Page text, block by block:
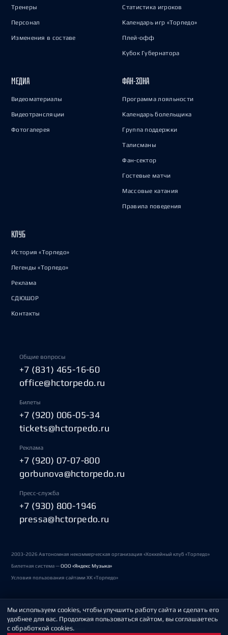
Тренеры
Персонал
Изменения в составе
Статистика игроков
Календарь игр «Торпедо»
Плей-офф
Кубок Губернатора
МЕДИА
Видеоматериалы
Видеотрансляции
Фотогалерея
ФАН-ЗОНА
Программа лояльности
Календарь болельщика
Группа поддержки
Талисманы
Фан-сектор
Гостевые матчи
Массовые катания
Правила поведения
КЛУБ
История «Торпедо»
Легенды «Торпедо»
Реклама
СДЮШОР
Контакты
Общие вопросы
+7 (831) 465-16-60
office@hctorpedo.ru
Билеты
+7 (920) 006-05-34
tickets@hctorpedo.ru
Реклама
+7 (920) 07-07-800
gorbunova@hctorpedo.ru
Пресс-служба
+7 (930) 800-1946
pressa@hctorpedo.ru
2003-2026 Автономная некоммерческая организация «Хоккейный клуб «Торпедо»
Билетная система —ООО «Яндекс Музыка»
Условия пользования сайтами ХК «Торпедо»
Политика обработки персональных данных
Пользовательское соглашение
Мы используем cookies, чтобы улучшить работу сайта и сделать его
удобнее для вас. Продолжая пользоваться сайтом, вы соглашаетесь
с обработкой cookies.